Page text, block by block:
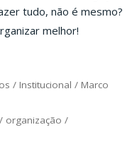
tudo, não é mesmo?
melhor!
/ Institucional / Marco
/ organização /